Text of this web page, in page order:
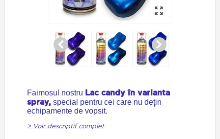
Faimosul nostru Lac candy în varianta
spray, special pentru cei care nu deţin
echipamente de vopsit.
> Voir descriptif complet